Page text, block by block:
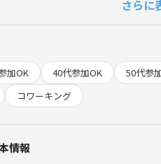
にOKです👌
しています！エフェクトかけて
館やカフェなど）で集まって、
作業でも…ジャンル問わず自分のや
さらに
加OK 40代参加OK 50代参
コワーキング
情報